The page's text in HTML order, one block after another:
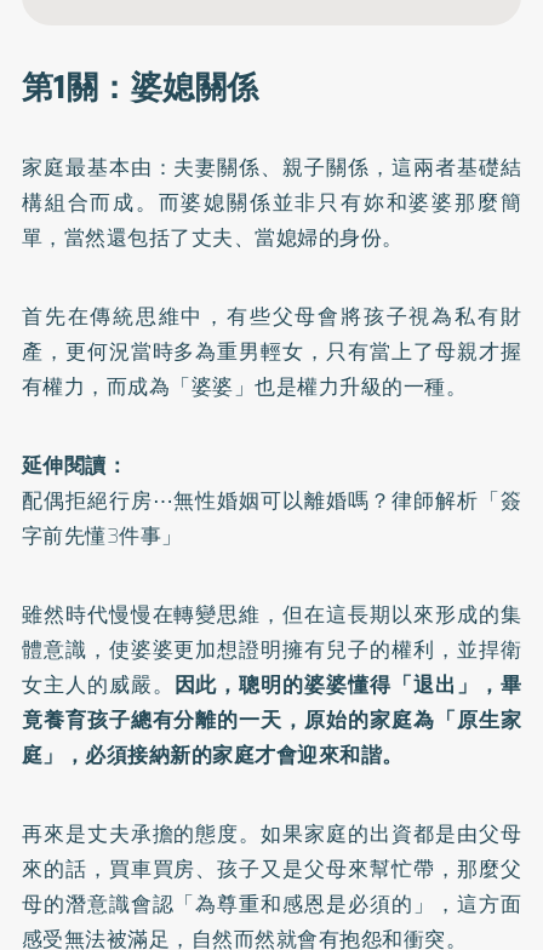
第1關：婆媳關係
家庭最基本由：夫妻關係、親子關係，這兩者基礎結
構組合而成。而婆媳關係並非只有妳和婆婆那麼簡
單，當然還包括了丈夫、當媳婦的身份。
首先在傳統思維中，有些父母會將孩子視為私有財
產，更何況當時多為重男輕女，只有當上了母親才握
有權力，而成為「婆婆」也是權力升級的一種。
延伸閱讀：
配偶拒絕行房⋯無性婚姻可以離婚嗎？律師解析「簽
字前先懂3件事」
雖然時代慢慢在轉變思維，但在這長期以來形成的集
體意識，使婆婆更加想證明擁有兒子的權利，並捍衛
女主人的威嚴。 因此，聰明的婆婆懂得「退出」，畢
竟養育孩子總有分離的一天，原始的家庭為「原生家
庭」，必須接納新的家庭才會迎來和諧。
再來是丈夫承擔的態度。如果家庭的出資都是由父母
來的話，買車買房、孩子又是父母來幫忙帶，那麼父
母的潛意識會認「為尊重和感恩是必須的」，這方面
感受無法被滿足，自然而然就會有抱怨和衝突。